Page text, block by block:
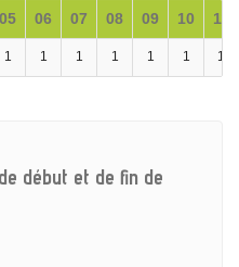
05 06 07 08 09 10 11
1 1 1 1 1 1 1
début et de fin de